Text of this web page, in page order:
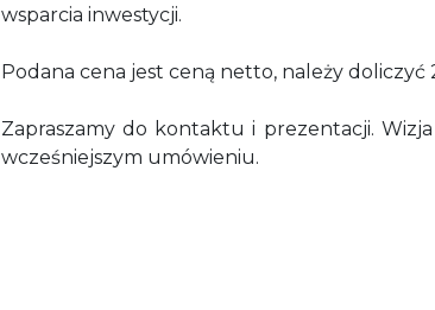
wsparcia inwestycji.
Podana cena jest ceną netto, należy doliczyć
Zapraszamy do kontaktu i prezentacji.
wcześniejszym umówieniu.